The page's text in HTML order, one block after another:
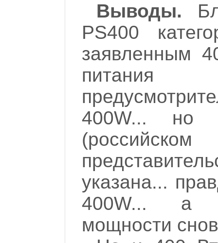
Выводы.
PS400
заявленным
400W... но
указана...
400W... а
мощности